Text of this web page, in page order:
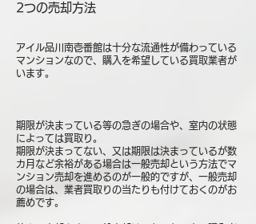
2つの売却方法
アイル品川南壱番館は十分な流通性が備わっている
マンションなので、購入を希望している買取業者が
います。
期限が決まっている等の急ぎの場合や、室内の状態
によっては買取り。
期限が決まってない、又は期限は決まっているが数
カ月など余裕がある場合は一般売却という方法でマ
ンション売却を進めるのが一般的ですが、一般売却
の場合は、業者買取りの当たりも付けておくのがお
薦めです。